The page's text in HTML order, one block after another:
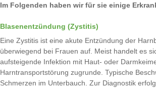
Im Folgenden haben wir für sie einige
Blasenentzündung (Zystitis)
Eine Zystitis ist eine akute Entzündung der
überwiegend bei Frauen auf. Meist handelt es
aufsteigende Infektion mit Haut- oder
Harntransportstörung zugrunde. Typische
Schmerzen im Unterbauch. Zur Diagnostik